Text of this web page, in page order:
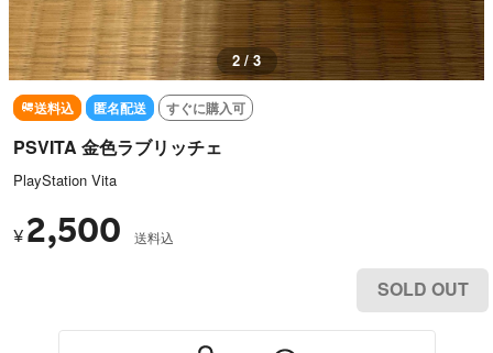
2 / 3
送料込 匿名配送 すぐに購入可
PSVITA 金色ラブリッチェ
PlayStation Vita
¥ 2,500 送料込
SOLD OUT